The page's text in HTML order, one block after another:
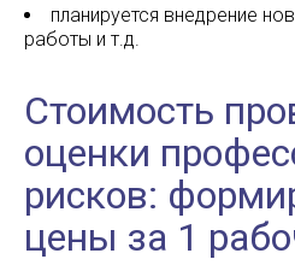
планируется внедрение
работы и т.д.
Стоимость
оценки
рисков:
цены за 1